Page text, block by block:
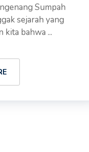
Sumpah
sejarah yang
kita bahwa ...